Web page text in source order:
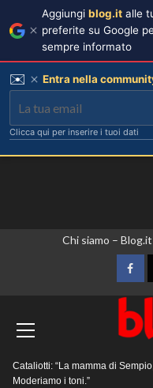
Chi siamo – Blog.it
principale
Cataliotti: “La mamma di
Moderiamo i toni.”
Aggiungi blog.it alle
preferite su Google
sempre informato
✉️ Entra nella
Clicca qui per inserire i tuoi dati